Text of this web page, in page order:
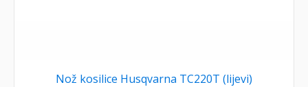
Nož kosilice Husqvarna TC220T (lijevi)